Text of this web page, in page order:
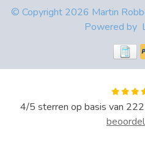
© Copyright 2026 Martin
Powered by
4/5 sterren op basis van 222